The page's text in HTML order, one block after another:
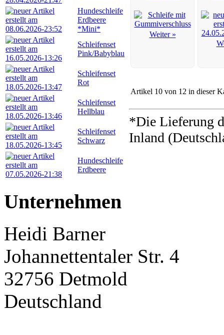
Hundeschleife
Erdbeere
*Mini*
Schleifenset
Pink/Babyblau
Schleifenset
Rot
Schleifenset
Hellblau
Schleifenset
Schwarz
Hundeschleife
Erdbeere
Weiter »
Artikel 10 von 12 in dieser
*Die Lieferung
Inland
Unternehmen
Heidi Barner
Johannettentaler Str. 4
32756 Detmold
Deutschland